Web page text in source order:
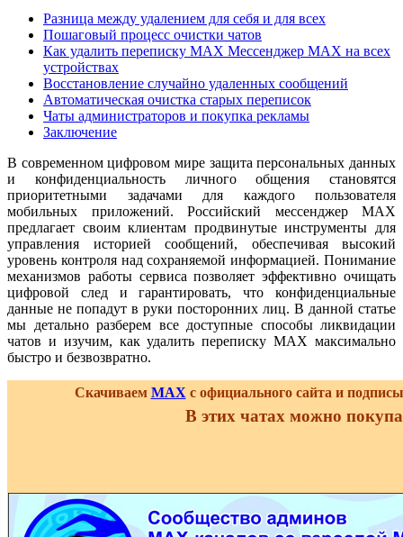
Разница между удалением для себя и для всех
Пошаговый процесс очистки чатов
Как удалить переписку MAX Мессенджер MAX на всех
устройствах
Восстановление случайно удаленных сообщений
Автоматическая очистка старых переписок
Чаты администраторов и покупка рекламы
Заключение
В современном цифровом мире защита персональных данных
и конфиденциальность личного общения становятся
приоритетными задачами для каждого пользователя
мобильных приложений. Российский мессенджер MAX
предлагает своим клиентам продвинутые инструменты для
управления историей сообщений, обеспечивая высокий
уровень контроля над сохраняемой информацией. Понимание
механизмов работы сервиса позволяет эффективно очищать
цифровой след и гарантировать, что конфиденциальные
данные не попадут в руки посторонних лиц. В данной статье
мы детально разберем все доступные способы ликвидации
чатов и изучим, как удалить переписку MAX максимально
быстро и безвозвратно.
Скачиваем MAX с официального сайта и
В этих чатах можно